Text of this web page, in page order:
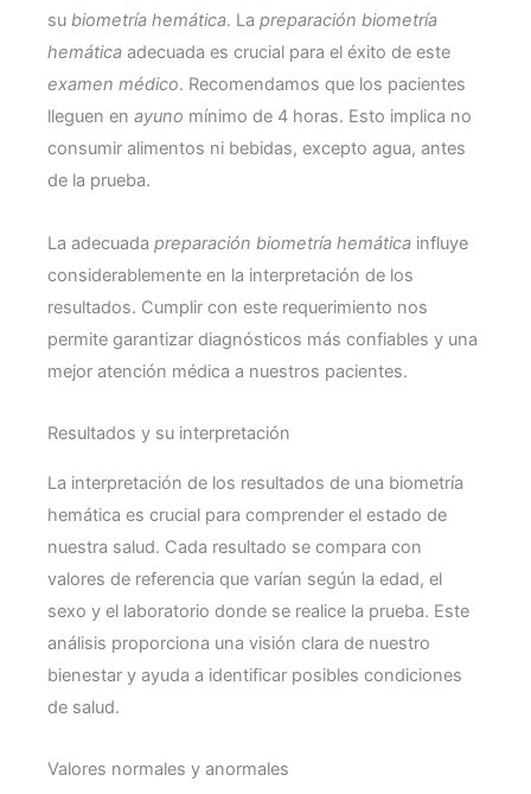
su biometría hemática. La preparación biometría
hemática adecuada es crucial para el éxito de este
examen médico. Recomendamos que los pacientes
lleguen en ayuno mínimo de 4 horas. Esto implica no
consumir alimentos ni bebidas, excepto agua, antes
de la prueba.
La adecuada preparación biometría hemática influye
considerablemente en la interpretación de los
resultados. Cumplir con este requerimiento nos
permite garantizar diagnósticos más confiables y una
mejor atención médica a nuestros pacientes.
Resultados y su interpretación
La interpretación de los resultados de una biometría
hemática es crucial para comprender el estado de
nuestra salud. Cada resultado se compara con
valores de referencia que varían según la edad, el
sexo y el laboratorio donde se realice la prueba. Este
análisis proporciona una visión clara de nuestro
bienestar y ayuda a identificar posibles condiciones
de salud.
Valores normales y anormales